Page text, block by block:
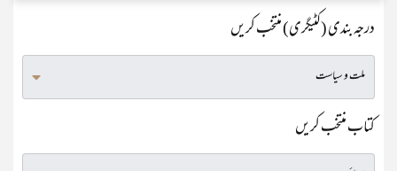
درجہ بندی (کٹیگری) منتخب کریں
کتاب منتخب کریں